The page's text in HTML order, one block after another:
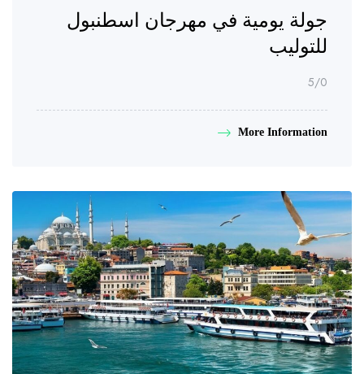
جولة يومية في مهرجان اسطنبول
للتوليب
0
/5
More Information